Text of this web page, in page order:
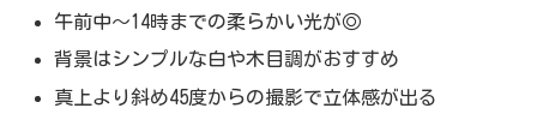
午前中〜14時までの柔らかい光が◎
背景はシンプルな白や木目調がおすすめ
真上より斜め45度からの撮影で立体感が出る